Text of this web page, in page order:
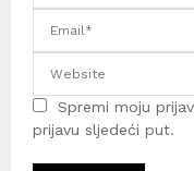
Spremi moju
prijavu sljedeći put.